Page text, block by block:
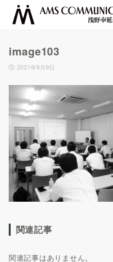
image103
2021年9月9日
関連記事
関連記事はありません。